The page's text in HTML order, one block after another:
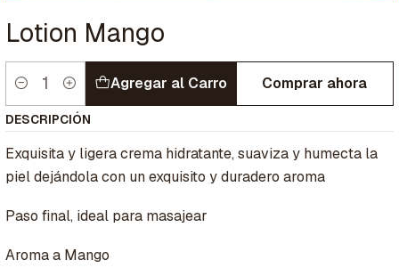
Lotion Mango
Cantidad
Agregar al Carro Comprar ahora
DESCRIPCIÓN
Exquisita y ligera crema hidratante, suaviza y humecta la
piel dejándola con un exquisito y duradero aroma
Paso final, ideal para masajear
Aroma a Mango